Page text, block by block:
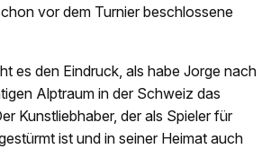
vor dem Turnier beschlossene
es den Eindruck, als habe Jorge nach
Alptraum in der Schweiz das
Kunstliebhaber, der als Spieler für
ist und in seiner Heimat auch